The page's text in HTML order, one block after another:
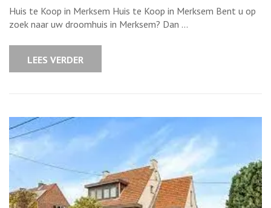
Huis
te
Huis te Koop in Merksem Huis te Koop in Merksem Bent u op
zoek naar uw droomhuis in Merksem? Dan …
LEES VERDER